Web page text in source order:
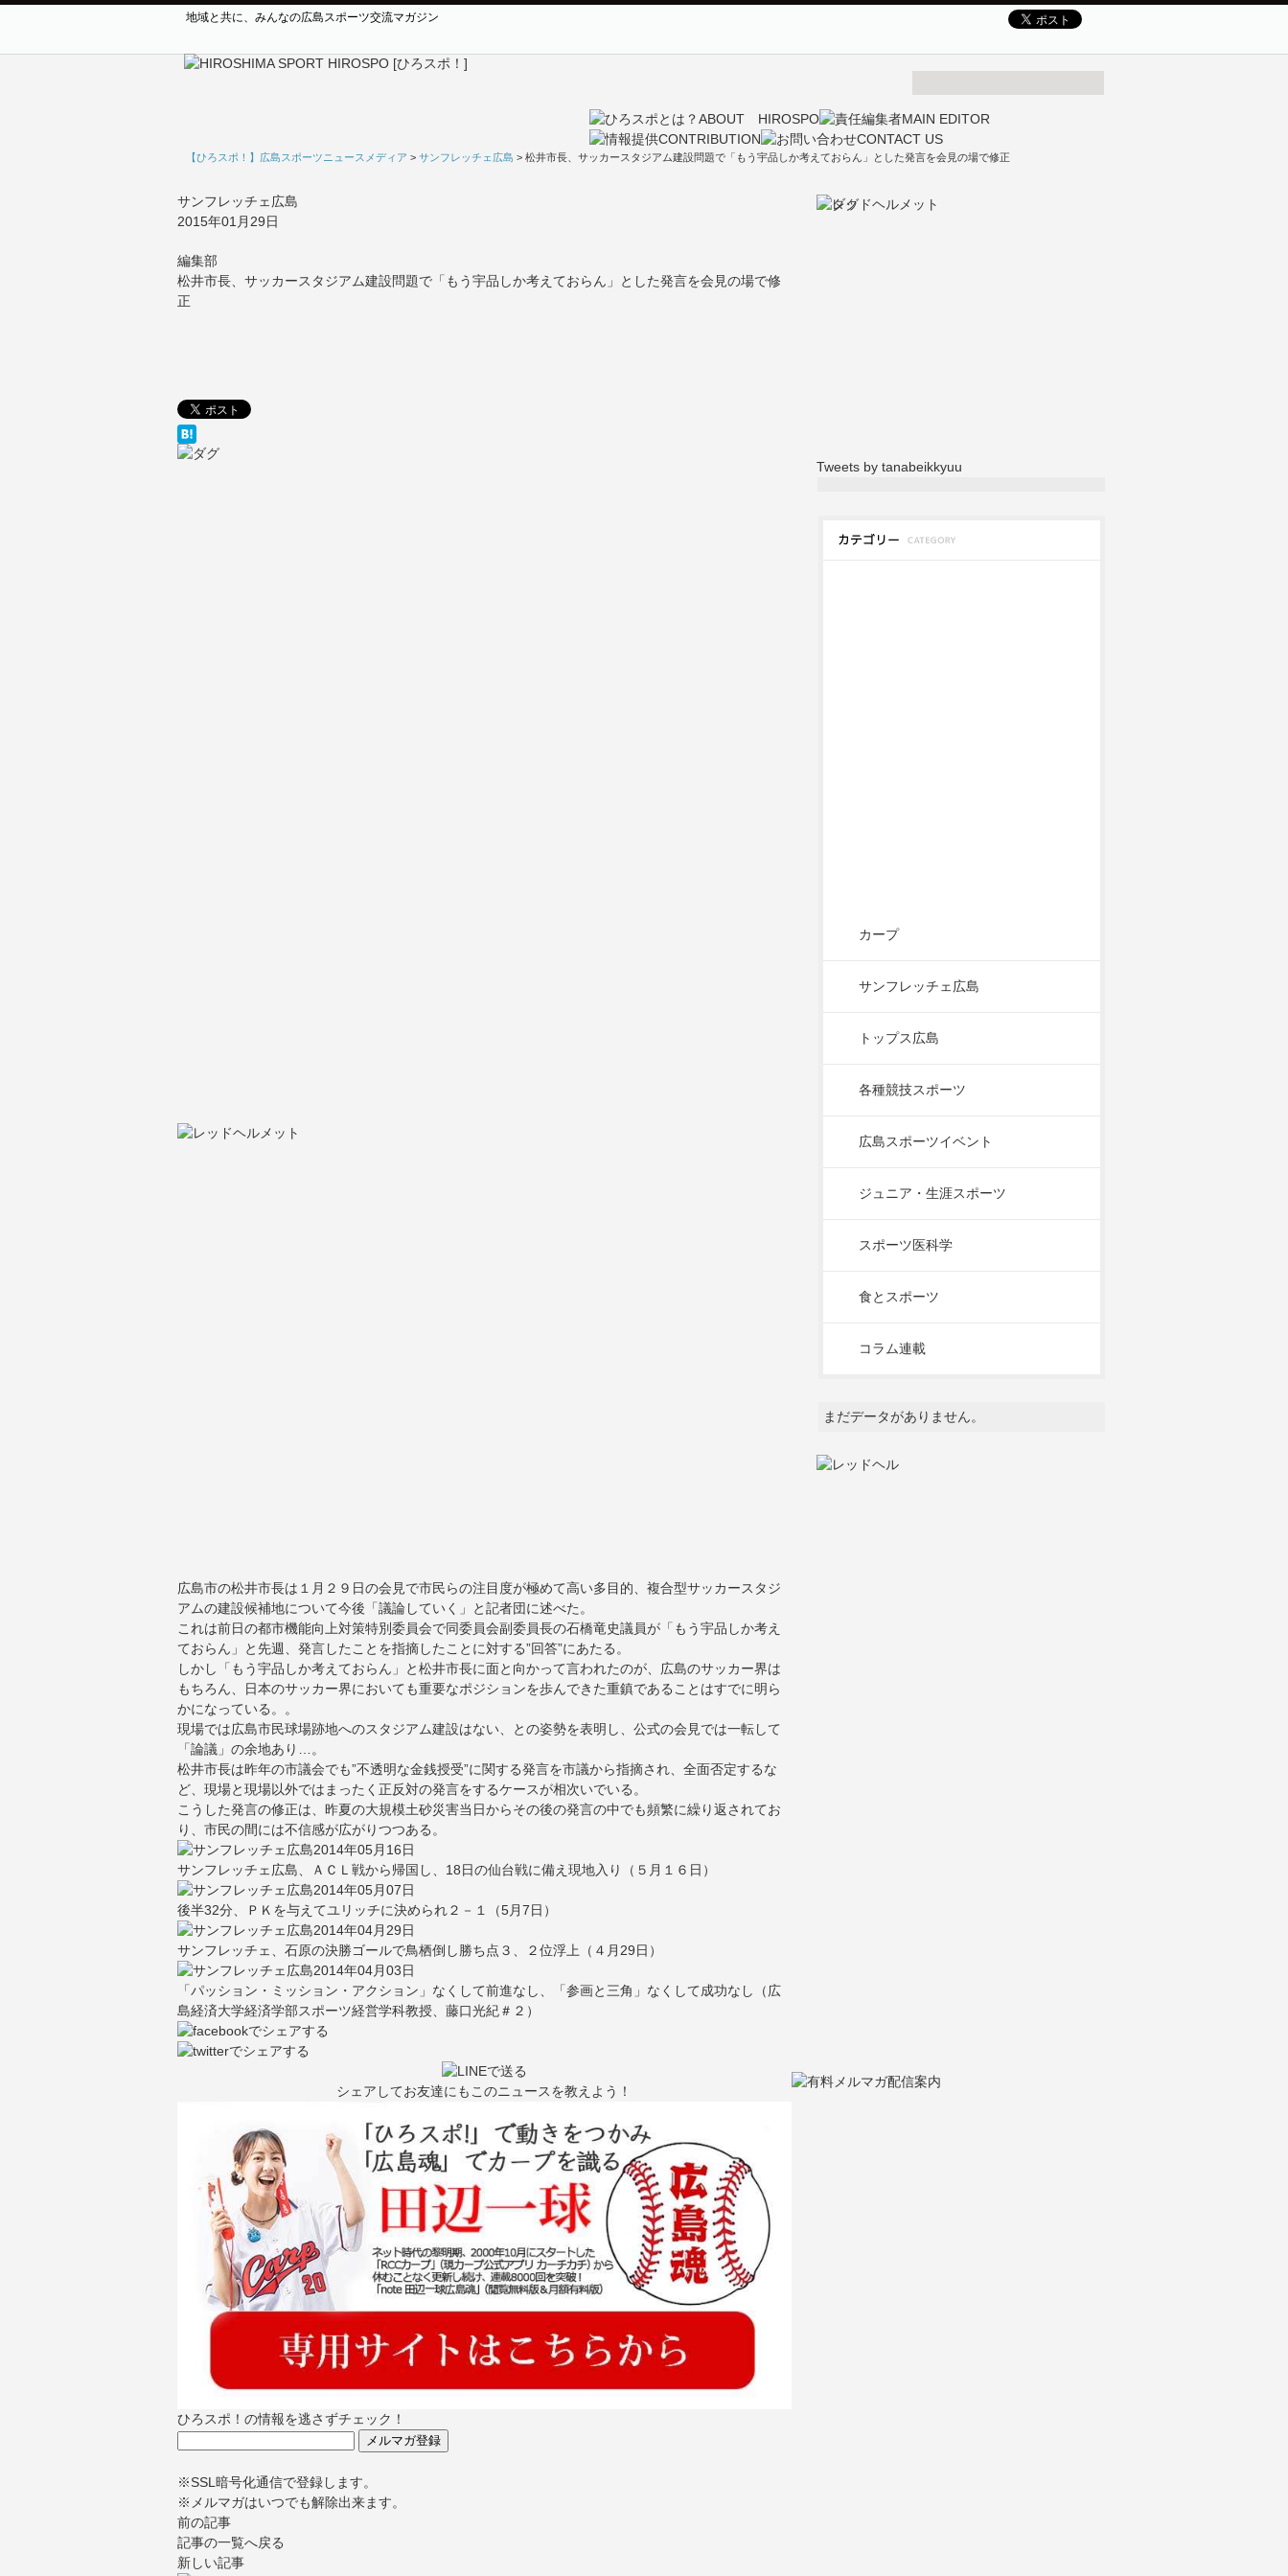
地域と共に、みんなの広島スポーツ交流マガジン
【ひろスポ！】広島スポーツニュースメディア > サンフレッチェ広島 > 松井市長、サッカースタジアム建設問題で「もう宇品しか考えておらん」とした発言を会見の場で修正
サンフレッチェ広島
2015年01月29日
編集部
松井市長、サッカースタジアム建設問題で「もう宇品しか考えておらん」とした発言を会見の場で修
正
広島市の松井市長は１月２９日の会見で市民らの注目度が極めて高い多目的、複合型サッカースタジ
アムの建設候補地について今後「議論していく」と記者団に述べた。
これは前日の都市機能向上対策特別委員会で同委員会副委員長の石橋竜史議員が「もう宇品しか考え
ておらん」と先週、発言したことを指摘したことに対する”回答”にあたる。
しかし「もう宇品しか考えておらん」と松井市長に面と向かって言われたのが、広島のサッカー界は
もちろん、日本のサッカー界においても重要なポジションを歩んできた重鎮であることはすでに明ら
かになっている。。
現場では広島市民球場跡地へのスタジアム建設はない、との姿勢を表明し、公式の会見では一転して
「論議」の余地あり…。
松井市長は昨年の市議会でも”不透明な金銭授受”に関する発言を市議から指摘され、全面否定するな
ど、現場と現場以外ではまったく正反対の発言をするケースが相次いでいる。
こうした発言の修正は、昨夏の大規模土砂災害当日からその後の発言の中でも頻繁に繰り返されてお
り、市民の間には不信感が広がりつつある。
2014年05月16日
サンフレッチェ広島、ＡＣＬ戦から帰国し、18日の仙台戦に備え現地入り（５月１６日）
2014年05月07日
後半32分、ＰＫを与えてユリッチに決められ２－１（5月7日）
2014年04月29日
サンフレッチェ、石原の決勝ゴールで鳥栖倒し勝ち点３、２位浮上（４月29日）
2014年04月03日
「パッション・ミッション・アクション」なくして前進なし、「参画と三角」なくして成功なし（広
島経済大学経済学部スポーツ経営学科教授、藤口光紀＃２）
シェアしてお友達にもこのニュースを教えよう！
ひろスポ！の情報を逃さずチェック！
※SSL暗号化通信で登録します。
※メルマガはいつでも解除出来ます。
前の記事
記事の一覧へ戻る
新しい記事
Tweets by tanabeikkyuu
カープ
サンフレッチェ広島
トップス広島
各種競技スポーツ
広島スポーツイベント
ジュニア・生涯スポーツ
スポーツ医科学
食とスポーツ
コラム連載
まだデータがありません。